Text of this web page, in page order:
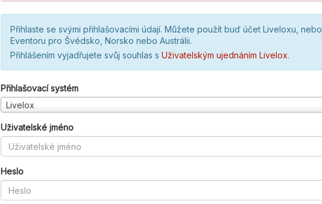
Přihlaste se svými přihlašovacími údají. Můžete použít buď účet Liveloxu,
Eventoru pro Švédsko, Norsko nebo Austrálii.
Přihlášením vyjadřujete svůj souhlas s Uživatelským ujednáním Livelox.
Přihlašovací systém
Livelox
Uživatelské jméno
Heslo